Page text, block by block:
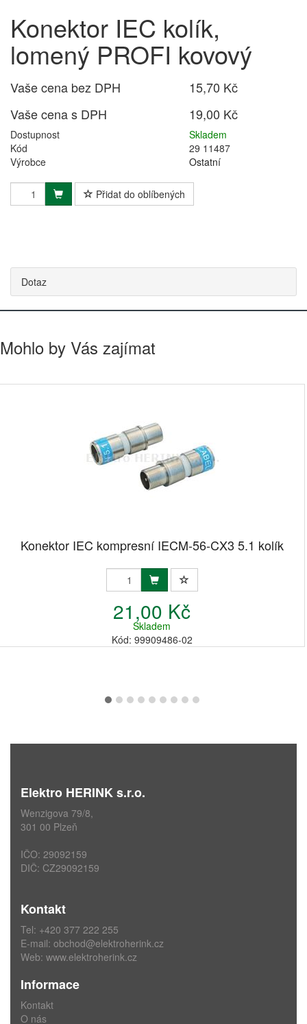
Konektor IEC kolík,
lomený PROFI kovový
Vaše cena bez DPH
15,70 Kč
Vaše cena s DPH
19,00 Kč
Dostupnost
Skladem
Kód
29 11487
Výrobce
Ostatní
Přidat do oblíbených
Dotaz
Mohlo by Vás zajímat
Konektor IEC kompresní IECM-56-CX3 5.1 kolík
21,00 Kč
Skladem
Kód: 99909486-02
Elektro HERINK s.r.o.
Wenzigova 79/8,
301 00 Plzeň
IČO: 29092159
DIČ: CZ29092159
Kontakt
Tel: +420 377 222 255
E-mail: obchod@elektroherink.cz
Web: www.elektroherink.cz
Informace
Kontakt
O nás